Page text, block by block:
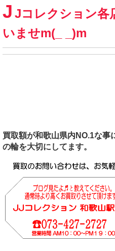
J Jコレクション各
いませm(_ _)m
買取額が和歌山県内NO.1な事
の輪を大切にしてます。